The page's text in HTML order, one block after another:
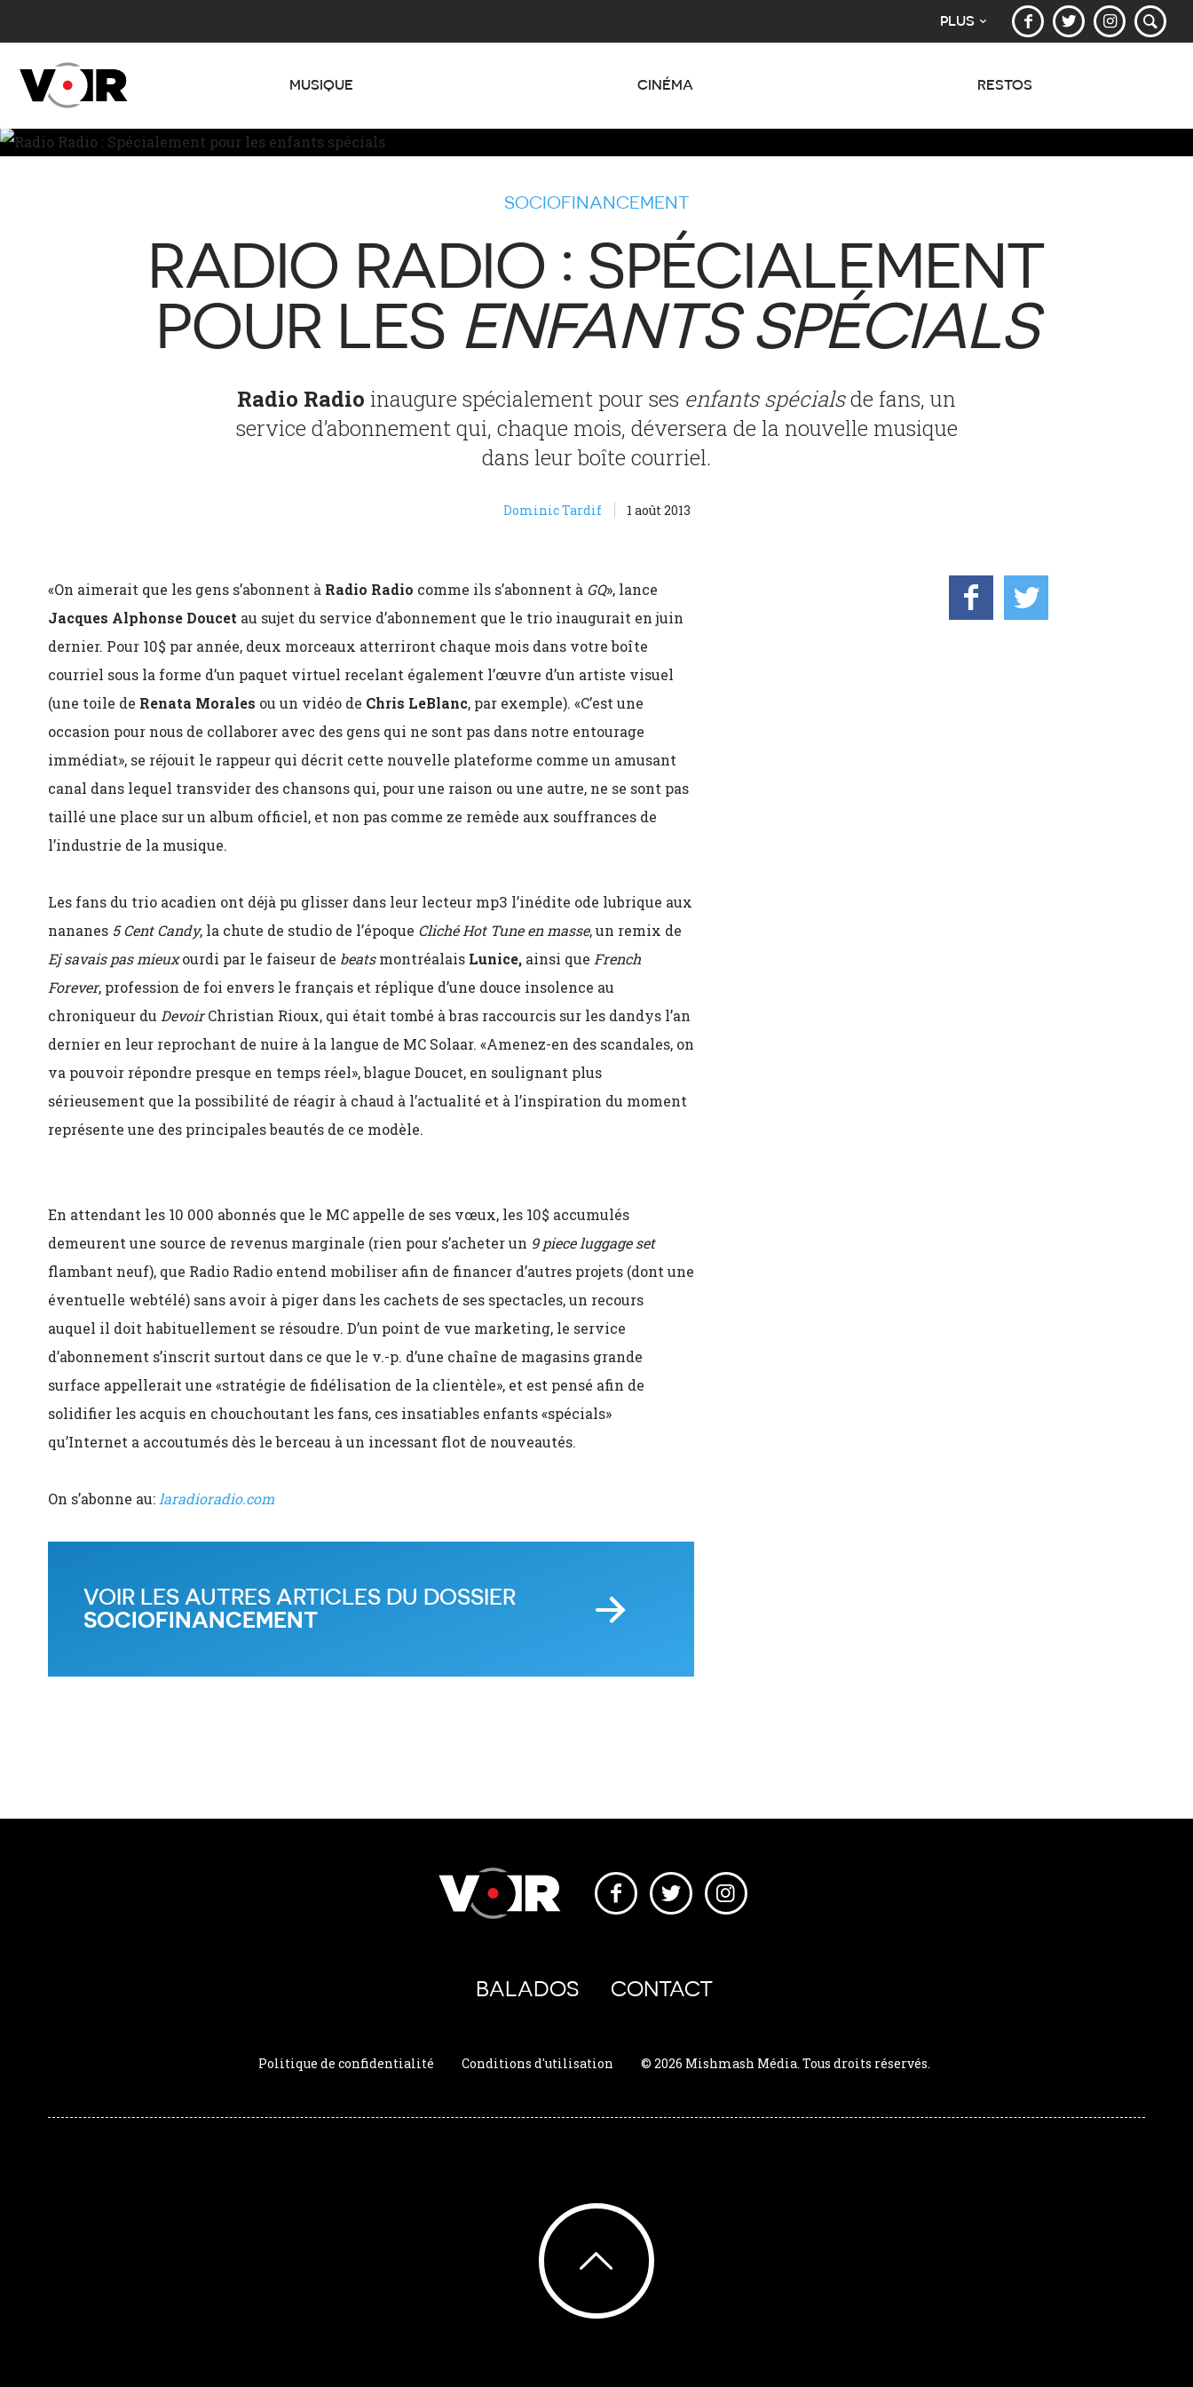
PLUS
MUSIQUE CINÉMA RESTOS
SOCIOFINANCEMENT
RADIO RADIO : SPÉCIALEMENT
POUR LES ENFANTS SPÉCIALS
Radio Radio inaugure spécialement pour ses enfants spécialsde fans, un
service d’abonnement qui, chaque mois, déversera de la nouvelle musique
dans leur boîte courriel.
Dominic Tardif 1 août 2013
«On aimerait que les gens s’abonnent à Radio Radio comme ils s’abonnent à GQ», lance
Jacques Alphonse Doucet au sujet du service d’abonnement que le trio inaugurait en juin
dernier. Pour 10$ par année, deux morceaux atterriront chaque mois dans votre boîte
courriel sous la forme d’un paquet virtuel recelant également l’œuvre d’un artiste visuel
(une toile de Renata Morales ou un vidéo de Chris LeBlanc, par exemple). «C’est une
occasion pour nous de collaborer avec des gens qui ne sont pas dans notre entourage
immédiat», se réjouit le rappeur qui décrit cette nouvelle plateforme comme un amusant
canal dans lequel transvider des chansons qui, pour une raison ou une autre, ne se sont pas
taillé une place sur un album officiel, et non pas comme ze remède aux souffrances de
l’industrie de la musique.
Les fans du trio acadien ont déjà pu glisser dans leur lecteur mp3 l’inédite ode lubrique aux
nananes 5 Cent Candy, la chute de studio de l’époque Cliché HotTune en masse, un remix de
Ej savais pas mieuxourdi par le faiseur de beatsmontréalais Lunice,ainsi que French
Forever, profession de foi envers le français et réplique d’une douce insolence au
chroniqueur du DevoirChristian Rioux, qui était tombé à bras raccourcis sur les dandys l’an
dernier en leur reprochant de nuire à la langue de MC Solaar. «Amenez-en des scandales, on
va pouvoir répondre presque en temps réel», blague Doucet, en soulignant plus
sérieusement que la possibilité de réagir à chaud à l’actualité et à l’inspiration du moment
représente une des principales beautés de ce modèle.
En attendant les 10 000 abonnés que le MC appelle de ses vœux, les 10$ accumulés
demeurent une source de revenus marginale (rien pour s’acheter un 9 piece luggage set
flambant neuf), que Radio Radio entend mobiliser afin de financer d’autres projets (dont une
éventuelle webtélé) sans avoir à piger dans les cachets de ses spectacles, un recours
auquel il doit habituellement se résoudre. D’un point de vue marketing, le service
d’abonnement s’inscrit surtout dans ce que le v.-p. d’une chaîne de magasins grande
surface appellerait une «stratégie de fidélisation de la clientèle», et est pensé afin de
solidifier les acquis en chouchoutant les fans, ces insatiables enfants «spécials»
qu’Internet a accoutumés dès le berceau à un incessant flot de nouveautés.
On s’abonne au: laradioradio.com
VOIR LES AUTRES ARTICLES DU DOSSIER
SOCIOFINANCEMENT
BALADOS CONTACT
Politique de confidentialité Conditions d'utilisation © 2026 Mishmash Média. Tous droits réservés.